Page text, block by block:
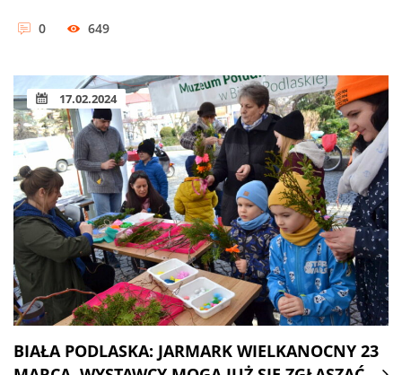
0 649
17.02.2024
BIAŁA PODLASKA: JARMARK WIELKANOCNY 23